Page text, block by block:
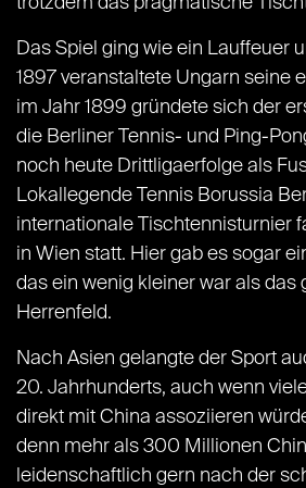
Das Spiel ging wie ein Lauffeuer
1897 veranstaltete Ungarn seine
im Jahr 1899 gründete sich der
die Berliner Tennis- und Ping-
noch heute Drittligaerfolge als
Lokallegende Tennis Borussia
internationale Tischtennisturnier
in Wien statt. Hier gab es sogar
das ein wenig kleiner war als das
Herrenfeld.
Nach Asien gelangte der Sport
20. Jahrhunderts, auch wenn
direkt mit China assoziieren
denn mehr als 300 Millionen
leidenschaftlich gern nach der